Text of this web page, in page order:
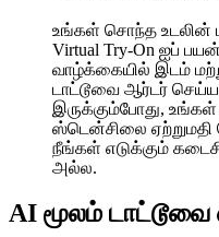
உங்கள் சொந்த உடலின்
Virtual Try-On ஐப்
வாழ்க்கையில் இடம்
டாட்டூவை ஆர்டர்
இருக்கும்போது, உங்கள்
ஸ்டென்சிலை ஏற்றுமதி
நீங்கள் எடுக்கும்
அல்ல.
AI மூலம் டாட்டூவை